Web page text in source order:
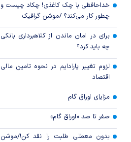
خداحافظی با چک کاغذی! چکاد چیست و
چطور کار می‌کند؟ /موشن گرافیک
برای در امان ماندن از کلاهبرداری بانکی
چه باید کرد؟
لزوم تغییر پارادایم در نحوه تامین مالی
اقتصاد
مزایای اوراق گام
صفر تا صد «اوراق گام»
بدون معطلی طلبت را نقد کن!/موشن